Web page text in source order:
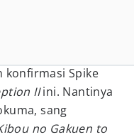
konfirmasi Spike
IIini. Nantinya
sang
no Gakuen to